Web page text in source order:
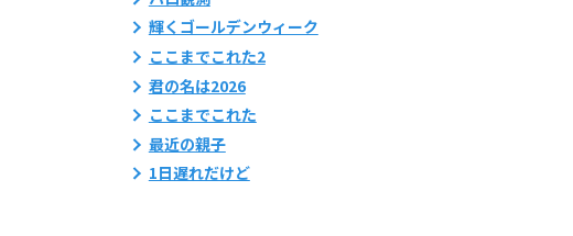
輝くゴールデンウィーク
ここまでこれた2
君の名は2026
ここまでこれた
最近の親子
1日遅れだけど